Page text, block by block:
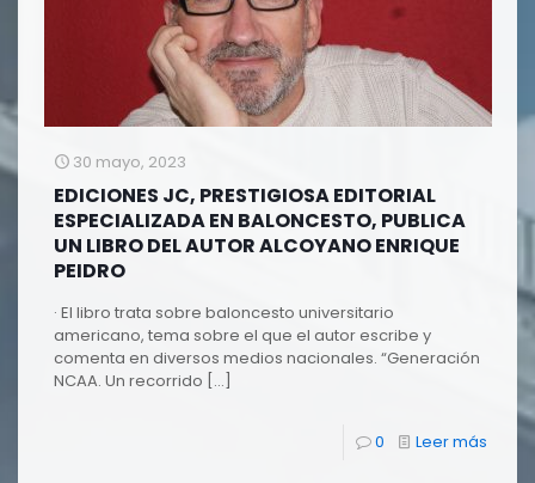
30 mayo, 2023
EDICIONES JC, PRESTIGIOSA EDITORIAL
ESPECIALIZADA EN BALONCESTO, PUBLICA
UN LIBRO DEL AUTOR ALCOYANO ENRIQUE
PEIDRO
· El libro trata sobre baloncesto universitario
americano, tema sobre el que el autor escribe y
comenta en diversos medios nacionales. “Generación
NCAA. Un recorrido […]
0 Leer más